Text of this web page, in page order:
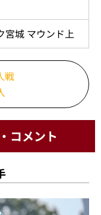
宮城 マウンド上
戦
コメント